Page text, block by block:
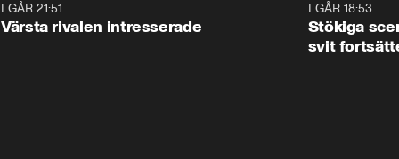
I GÅR 21:51
Värsta rivalen intresserade
I GÅR 18:53
Stökiga
svit